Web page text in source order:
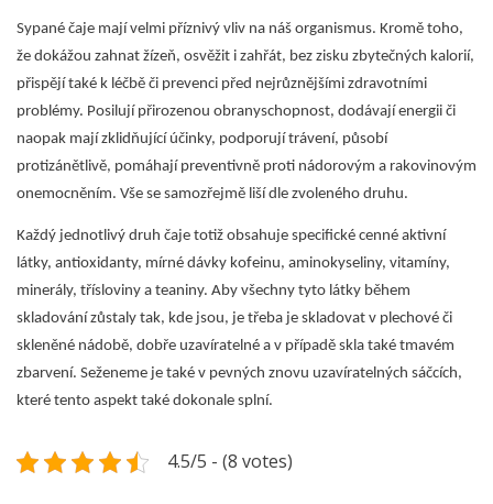
Sypané čaje mají velmi příznivý vliv na náš organismus. Kromě toho,
že dokážou zahnat žízeň, osvěžit i zahřát, bez zisku zbytečných kalorií,
přispějí také k léčbě či prevenci před nejrůznějšími zdravotními
problémy. Posilují přirozenou obranyschopnost, dodávají energii či
naopak mají zklidňující účinky, podporují trávení, působí
protizánětlivě, pomáhají preventivně proti nádorovým a rakovinovým
onemocněním. Vše se samozřejmě liší dle zvoleného druhu.
Každý jednotlivý druh čaje totiž obsahuje specifické cenné aktivní
látky, antioxidanty, mírné dávky kofeinu, aminokyseliny, vitamíny,
minerály, třísloviny a teaniny. Aby všechny tyto látky během
skladování zůstaly tak, kde jsou, je třeba je skladovat v plechové či
skleněné nádobě, dobře uzavíratelné a v případě skla také tmavém
zbarvení. Seženeme je také v pevných znovu uzavíratelných sáčcích,
které tento aspekt také dokonale splní.
4.5/5 - (8 votes)